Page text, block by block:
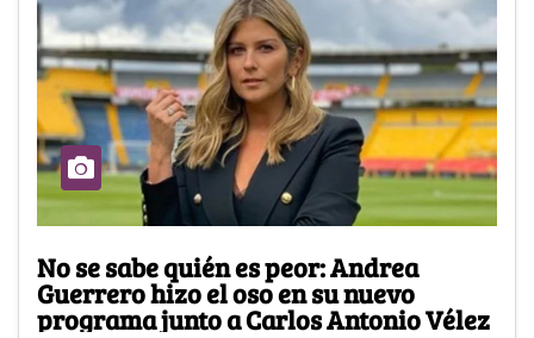
No se sabe quién es peor: Andrea
Guerrero hizo el oso en su nuevo
programa junto a Carlos Antonio Vélez